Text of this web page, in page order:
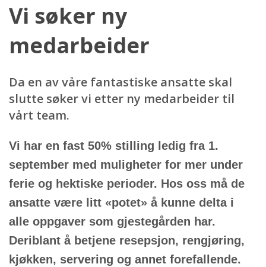
Vi søker ny
medarbeider
Da en av våre fantastiske ansatte skal
slutte søker vi etter ny medarbeider til
vårt team.
Vi har en fast 50% stilling ledig fra 1.
september med muligheter for mer under
ferie og hektiske perioder. Hos oss må de
ansatte være litt «potet» å kunne delta i
alle oppgaver som gjestegården har.
Deriblant å betjene resepsjon, rengjøring,
kjøkken, servering og annet forefallende.